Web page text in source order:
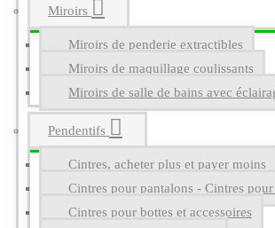
Miroirs
Miroirs de penderie extractibles
Miroirs de maquillage coulissants
Miroirs de salle de bains avec
Pendentifs
Cintres, acheter plus et payer moins
Cintres pour pantalons - Cintres pour
Cintres pour bottes et accessoires